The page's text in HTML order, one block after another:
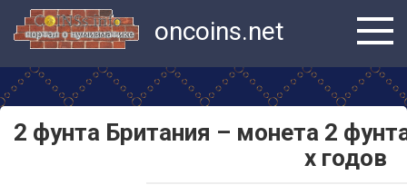
Перейти
контенту
oncoins.net
2 фунта Британия – монета 2
х годов